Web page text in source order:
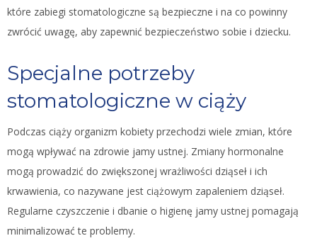
które zabiegi stomatologiczne są bezpieczne i na co powinny
zwrócić uwagę, aby zapewnić bezpieczeństwo sobie i dziecku.
Specjalne potrzeby
stomatologiczne w ciąży
Podczas ciąży organizm kobiety przechodzi wiele zmian, które
mogą wpływać na zdrowie jamy ustnej. Zmiany hormonalne
mogą prowadzić do zwiększonej wrażliwości dziąseł i ich
krwawienia, co nazywane jest ciążowym zapaleniem dziąseł.
Regularne czyszczenie i dbanie o higienę jamy ustnej pomagają
minimalizować te problemy.